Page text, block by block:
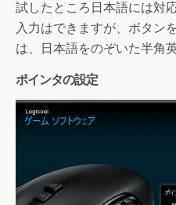
試したところ日本語には対
入力はできますが、ボタン
は、日本語をのぞいた半角
ポインタの設定